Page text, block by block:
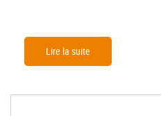
Lire la suite